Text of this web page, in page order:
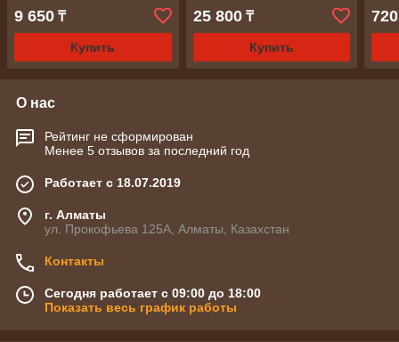
9 650 ₸
Купить
25 800₸
Купить
720
О нас
Рейтинг не сформирован
Менее 5 отзывов за последний год
Работает с 18.07.2019
г. Алматы
ул. Прокофьева 125А, Алматы, Казахстан
Контакты
Сегодня работает с 09:00 до 18:00
Показать весь график работы